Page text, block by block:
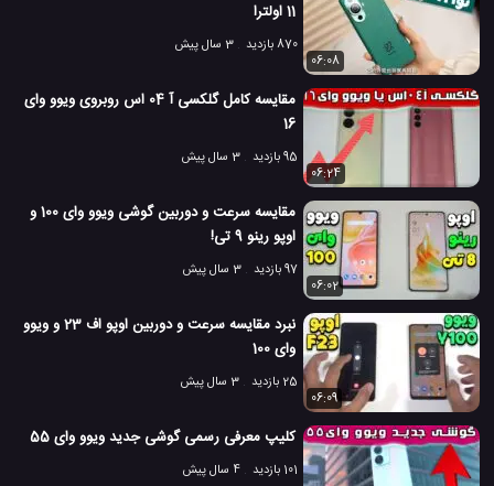
11 اولترا
870 بازدید
3 سال پیش
06:08
مقایسه کامل گلکسی آ 04 اس روبروی ویوو وای
16
95 بازدید
3 سال پیش
06:24
مقایسه سرعت و دوربین گوشی ویوو وای 100 و
اوپو رینو 9 تی!
97 بازدید
3 سال پیش
06:02
نبرد مقایسه سرعت و دوربین اوپو اف 23 و ویوو
وای 100
25 بازدید
3 سال پیش
06:09
کلیپ معرفی رسمی گوشی جدید ویوو وای 55
101 بازدید 4 سال پیش